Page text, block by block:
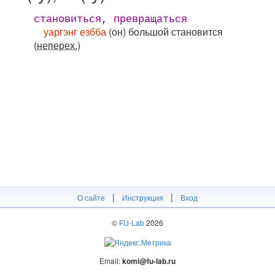
становиться, превращаться
уаргэнг езбба (он) бoльшой становится
(неперех.)
О сайте | Инструкция | Вход
© FU-Lab2026
Email:komi@fu-lab.ru